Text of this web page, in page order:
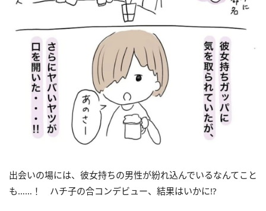
出会いの場には、彼女持ちの男性が紛れ込んでいるなんてこと
も……！ ハチ子の合コンデビュー、結果はいかに!?